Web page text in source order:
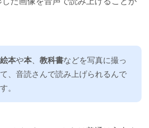
絵本や本、 教科書などを写真に撮っ
て、音読さんで読み上げられるんで
す。